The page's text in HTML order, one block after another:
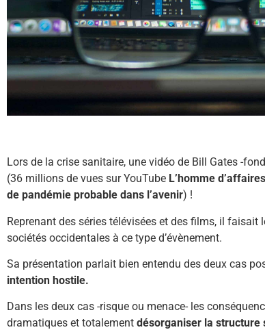
Lors de la crise sanitaire, une vidéo de Bill Gates -
(36 millions de vues sur YouTube L’homme
de pandémie probable dans l’avenir) !
Reprenant des séries télévisées et des films, il faisait
sociétés occidentales à ce type d’évènement.
Sa présentation parlait bien entendu des deux cas
intention hostile.
Dans les deux cas -risque ou menace- les
dramatiques et totalement désorganiser la structure